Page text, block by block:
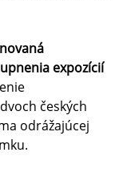
expozícií
českých
odrážajúcej